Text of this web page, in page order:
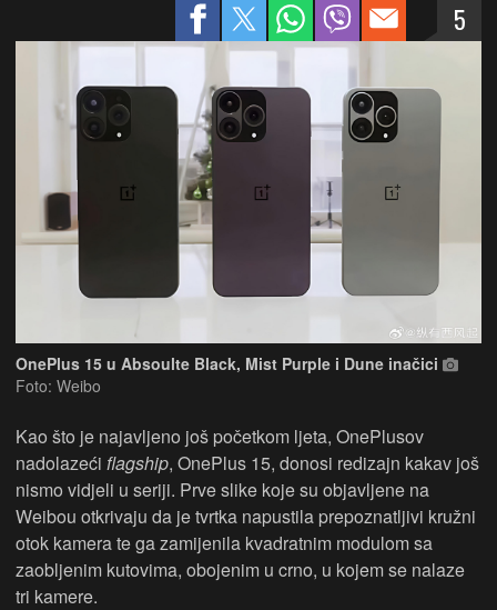
5
OnePlus 15 u Absoulte Black, Mist Purple i Dune inačici
Foto: Weibo
Kao što je najavljeno još početkom ljeta, OnePlusov
nadolazeći flagship, OnePlus 15, donosi redizajn kakav još
nismo vidjeli u seriji. Prve slike koje su objavljene na
Weibou otkrivaju da je tvrtka napustila prepoznatljivi kružni
otok kamera te ga zamijenila kvadratnim modulom sa
zaobljenim kutovima, obojenim u crno, u kojem se nalaze
tri kamere.